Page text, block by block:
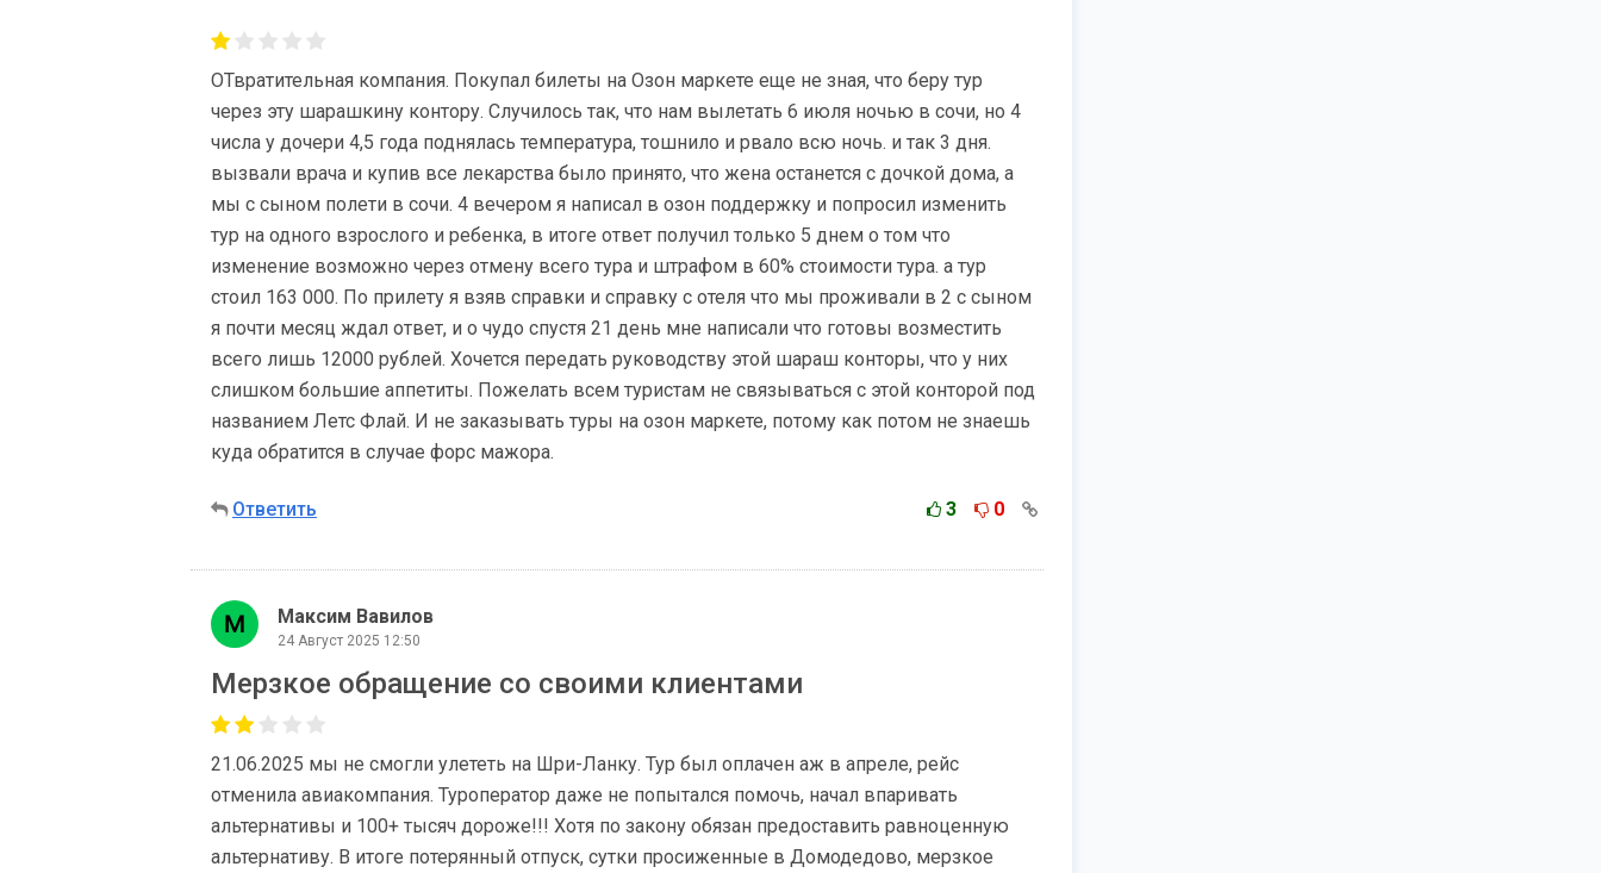
ОТвратительная компания. Покупал билеты на Озон маркете еще не зная, что беру тур
через эту шарашкину контору. Случилось так, что нам вылетать 6 июля ночью в сочи, но 4
числа у дочери 4,5 года поднялась температура, тошнило и рвало всю ночь. и так 3 дня.
вызвали врача и купив все лекарства было принято, что жена останется с дочкой дома, а
мы с сыном полети в сочи. 4 вечером я написал в озон поддержку и попросил изменить
тур на одного взрослого и ребенка, в итоге ответ получил только 5 днем о том что
изменение возможно через отмену всего тура и штрафом в 60% стоимости тура. а тур
стоил 163 000. По прилету я взяв справки и справку с отеля что мы проживали в 2 с сыном
я почти месяц ждал ответ, и о чудо спустя 21 день мне написали что готовы возместить
всего лишь 12000 рублей. Хочется передать руководству этой шараш конторы, что у них
слишком большие аппетиты. Пожелать всем туристам не связываться с этой конторой под
названием Летс Флай. И не заказывать туры на озон маркете, потому как потом не знаешь
куда обратится в случае форс мажора.
Ответить 3 0
Максим Вавилов
24 Август 2025 12:50
Мерзкое обращение со своими клиентами
21.06.2025 мы не смогли улететь на Шри-Ланку. Тур был оплачен аж в апреле, рейс
отменила авиакомпания. Туроператор даже не попытался помочь, начал впаривать
альтернативы и 100+ тысяч дороже!!! Хотя по закону обязан предоставить равноценную
альтернативу. В итоге потерянный отпуск, сутки просиженные в Домодедово, мерзкое